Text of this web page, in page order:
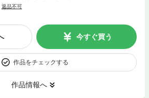
返品不可
今すぐ買う
作品をチェックする
作品情報へ